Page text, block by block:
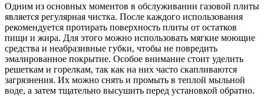
Одним из основных моментов в обслуживании газовой плиты
является регулярная чистка. После каждого использования
рекомендуется протирать поверхность плиты от остатков
пищи и жира. Для этого можно использовать мягкие моющие
средства и неабразивные губки, чтобы не повредить
эмалированное покрытие. Особое внимание стоит уделить
решеткам и горелкам, так как на них часто скапливаются
загрязнения. Их можно снять и промыть в теплой мыльной
воде, а затем тщательно высушить перед установкой обратно.